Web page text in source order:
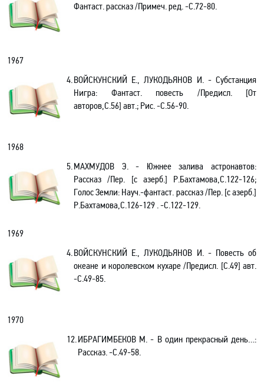
Фантаст. рассказ /Примеч. ред. -С.72-80.
1967
4.ВОЙСКУНСКИЙ Е., ЛУКОДЬЯНОВ И. - Субстанция
Нигра: Фантаст. повесть /Предисл. [От
авторов,С.56] авт.; Рис. -С.56-90.
1968
5.МАХМУДОВ Э. - Южнее залива астронавтов:
Рассказ /Пер. [с азерб.] Р.Бахтамова,С.122-126;
Голос Земли: Науч.-фантаст. рассказ /Пер. [с азерб.]
Р.Бахтамова,C.126-129 . -С.122-129.
1969
4.ВОЙСКУНСКИЙ Е., ЛУКОДЬЯНОВ И. - Повесть об
океане и королевском кухаре /Предисл. [С.49] авт.
-С.49-85.
1970
12.ИБРАГИМБЕКОВ М. - В один прекрасный день…:
Рассказ. -С.49-58.